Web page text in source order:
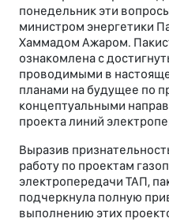
понедельник эти
министром энергетики
Хаммадом Ажаром.
ознакомлена с
проводимыми в
планами на будущее по
концептуальными
проекта линий
Выразив
работу по проектам
электропередачи ТАП,
подчеркнула полную
выполнению этих